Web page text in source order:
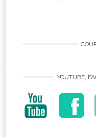
YOUTUBE,